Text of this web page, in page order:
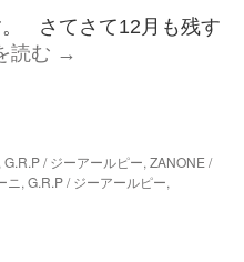
さてさて12月も残す
読む →
G.R.P / ジーアールピー, ZANONE /
ニ, G.R.P / ジーアールピー,